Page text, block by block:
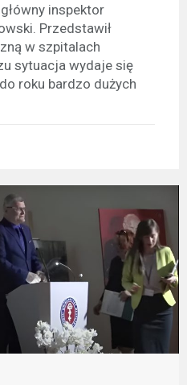
inspektor
Przedstawił
w szpitalach
sytuacja wydaje się
roku bardzo dużych